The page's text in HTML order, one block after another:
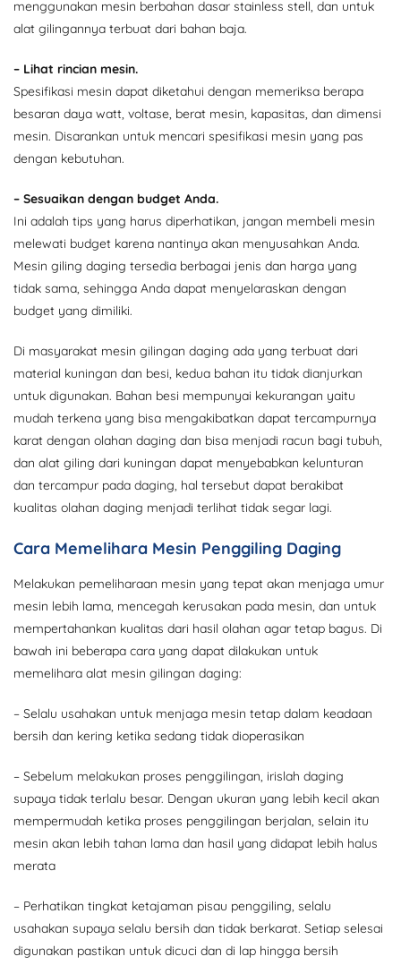
menggunakan mesin berbahan dasar stainless stell, dan untuk
alat gilingannya terbuat dari bahan baja.
– Lihat rincian mesin.
Spesifikasi mesin dapat diketahui dengan memeriksa berapa
besaran daya watt, voltase, berat mesin, kapasitas, dan dimensi
mesin. Disarankan untuk mencari spesifikasi mesin yang pas
dengan kebutuhan.
– Sesuaikan dengan budget Anda.
Ini adalah tips yang harus diperhatikan, jangan membeli mesin
melewati budget karena nantinya akan menyusahkan Anda.
Mesin giling daging tersedia berbagai jenis dan harga yang
tidak sama, sehingga Anda dapat menyelaraskan dengan
budget yang dimiliki.
Di masyarakat mesin gilingan daging ada yang terbuat dari
material kuningan dan besi, kedua bahan itu tidak dianjurkan
untuk digunakan. Bahan besi mempunyai kekurangan yaitu
mudah terkena yang bisa mengakibatkan dapat tercampurnya
karat dengan olahan daging dan bisa menjadi racun bagi tubuh,
dan alat giling dari kuningan dapat menyebabkan kelunturan
dan tercampur pada daging, hal tersebut dapat berakibat
kualitas olahan daging menjadi terlihat tidak segar lagi.
Cara Memelihara Mesin Penggiling Daging
Melakukan pemeliharaan mesin yang tepat akan menjaga umur
mesin lebih lama, mencegah kerusakan pada mesin, dan untuk
mempertahankan kualitas dari hasil olahan agar tetap bagus. Di
bawah ini beberapa cara yang dapat dilakukan untuk
memelihara alat mesin gilingan daging:
– Selalu usahakan untuk menjaga mesin tetap dalam keadaan
bersih dan kering ketika sedang tidak dioperasikan
– Sebelum melakukan proses penggilingan, irislah daging
supaya tidak terlalu besar. Dengan ukuran yang lebih kecil akan
mempermudah ketika proses penggilingan berjalan, selain itu
mesin akan lebih tahan lama dan hasil yang didapat lebih halus
merata
– Perhatikan tingkat ketajaman pisau penggiling, selalu
usahakan supaya selalu bersih dan tidak berkarat. Setiap selesai
digunakan pastikan untuk dicuci dan di lap hingga bersih